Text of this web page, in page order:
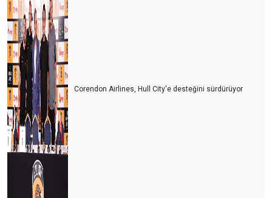
Corendon Airlines, Hull City'e desteğini sürdürüyor